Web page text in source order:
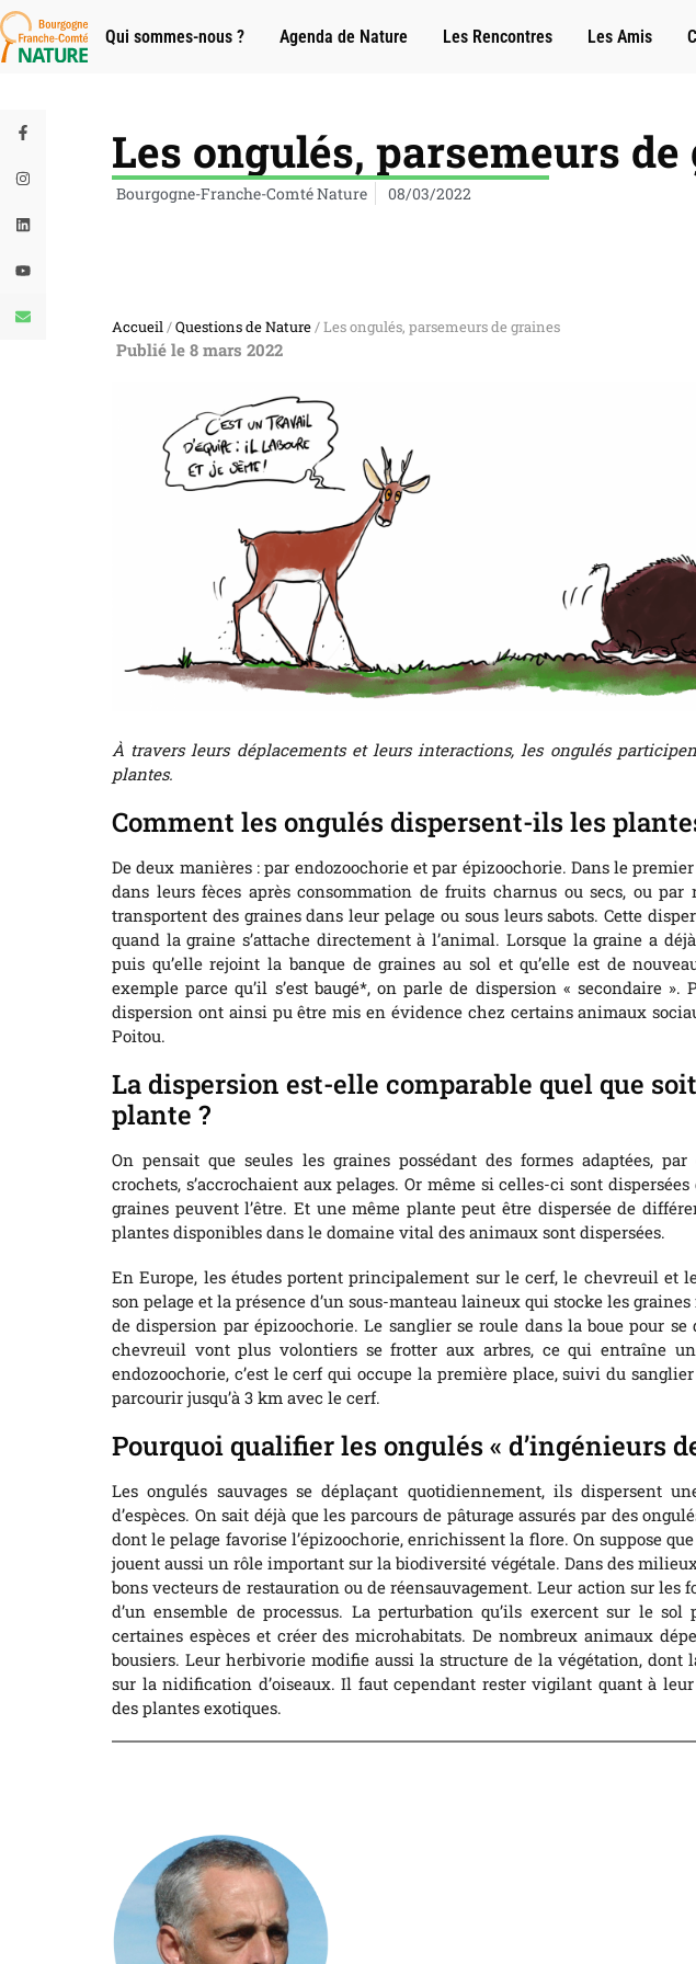
Qui sommes-nous ? Agenda de Nature Les Rencontres Les Amis
Les ongulés, parsemeurs
Bourgogne-Franche-Comté Nature 08/03/2022
Accueil/Questions de Nature/ Les ongulés, parsemeurs de graines
Publié le 8 mars 2022
À travers leurs déplacements et leurs interactions, les ongulés
plantes.
Comment les ongulés dispersent-ils les
De deux manières : par endozoochorie et par épizoochorie. Dans le
dans leurs fèces après consommation de fruits charnus ou secs, ou par
transportent des graines dans leur pelage ou sous leurs sabots. Cette
quand la graine s’attache directement à l’animal. Lorsque la graine a
puis qu’elle rejoint la banque de graines au sol et qu’elle est de
exemple parce qu’il s’est baugé*, on parle de dispersion « secondaire ».
dispersion ont ainsi pu être mis en évidence chez certains animaux
Poitou.
La dispersion est-elle comparable quel que
plante ?
On pensait que seules les graines possédant des formes adaptées,
crochets, s’accrochaient aux pelages. Or même si celles-ci sont
graines peuvent l’être. Et une même plante peut être dispersée de
plantes disponibles dans le domaine vital des animaux sont dispersées.
En Europe, les études portent principalement sur le cerf, le chevreuil et
son pelage et la présence d’un sous-manteau laineux qui stocke les
de dispersion par épizoochorie. Le sanglier se roule dans la boue pour
chevreuil vont plus volontiers se frotter aux arbres, ce qui entraîne
endozoochorie, c’est le cerf qui occupe la première place, suivi du
parcourir jusqu’à 3 km avec le cerf.
Pourquoi qualifier les ongulés « d’ingénieurs
Les ongulés sauvages se déplaçant quotidiennement, ils dispersent
d’espèces. On sait déjà que les parcours de pâturage assurés par des
dont le pelage favorise l’épizoochorie, enrichissent la flore. On suppose
jouent aussi un rôle important sur la biodiversité végétale. Dans des
bons vecteurs de restauration ou de réensauvagement. Leur action sur les
d’un ensemble de processus. La perturbation qu’ils exercent sur le
certaines espèces et créer des microhabitats. De nombreux animaux
bousiers. Leur herbivorie modifie aussi la structure de la végétation,
sur la nidification d’oiseaux. Il faut cependant rester vigilant quant à
des plantes exotiques.